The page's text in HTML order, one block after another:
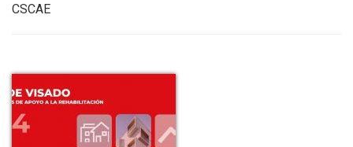
CSCAE